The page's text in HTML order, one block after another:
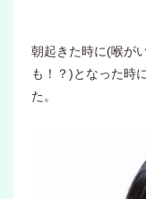
朝起きた時に(喉が
も！？)となった時
た。